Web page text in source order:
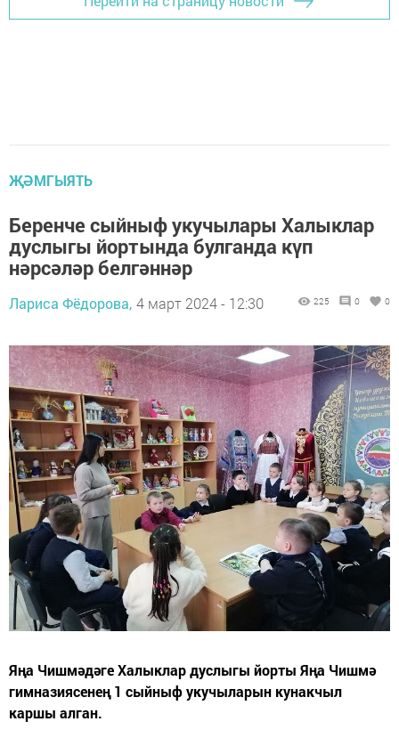
ҖӘМГЫЯТЬ
Беренче сыйныф укучылары Халыклар
дуслыгы йортында булганда күп
нәрсәләр белгәннәр
Лариса Фёдорова, 4 март 2024 - 12:30 225 0 0
Яңа Чишмәдәге Халыклар дуслыгы йорты Яңа Чишмә
гимназиясенең 1 сыйныф укучыларын кунакчыл
каршы алган.